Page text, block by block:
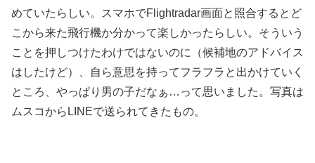
めていたらしい。スマホでFlightradar画面と照合するとど
こから来た飛行機か分かって楽しかったらしい。そういう
ことを押しつけたわけではないのに（候補地のアドバイス
はしたけど）、自ら意思を持ってフラフラと出かけていく
ところ、やっぱり男の子だなぁ…って思いました。写真は
ムスコからLINEで送られてきたもの。